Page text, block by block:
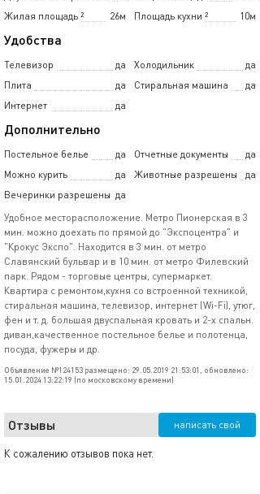
Жилая площадь
26м
² Площадь кухни 10м
²
Удобства
Телевизор да Холодильник
да
Плита
да Стиральная машина
да
Интернет
да
Дополнительно
Постельное белье да Отчетные документы
да
Можно курить
да Животные разрешены
да
Вечеринки разрешены да
Удобное месторасположение. Метро Пионерская в 3
мин. можно доехать по прямой до "Экспоцентра" и
"Крокус Экспо". Находится в 3 мин. от метро
Славянский бульвар и в 10 мин. от метро Филевский
парк. Рядом - торговые центры, супермаркет.
Квартира с ремонтом,кухня со встроенной техникой,
стиральная машина, телевизор, интернет (Wi-Fi), утюг,
фен и т. д. большая двуспальная кровать и 2-х спальн.
диван,качественное постельное белье и полотенца,
посуда, фужеры и др.
Объявление №124153 размещено: 29.05.2019 21:53:01, обновлено:
15.01.2024 13:22:19 (по московскому времени)
Отзывы написать свой
К сожалению отзывов пока нет.